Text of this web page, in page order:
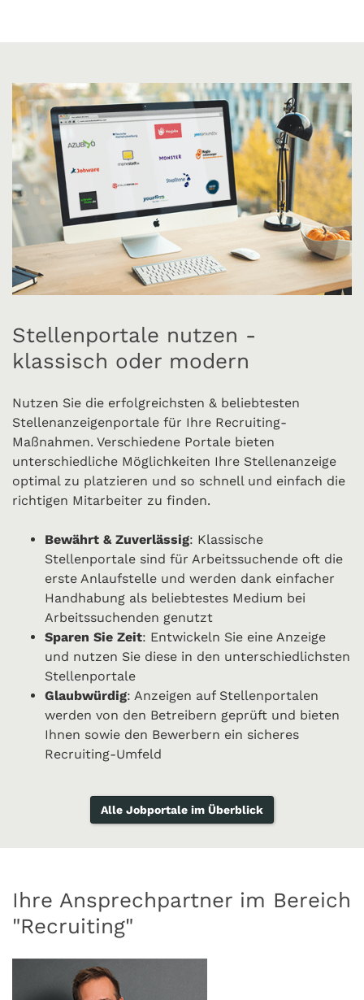
Stellenportale nutzen -
klassisch oder modern
Nutzen Sie die erfolgreichsten & beliebtesten
Stellenanzeigenportale für Ihre Recruiting-
Maßnahmen. Verschiedene Portale bieten
unterschiedliche Möglichkeiten Ihre Stellenanzeige
optimal zu platzieren und so schnell und einfach die
richtigen Mitarbeiter zu finden.
Bewährt & Zuverlässig: Klassische
Stellenportale sind für Arbeitssuchende oft die
erste Anlaufstelle und werden dank einfacher
Handhabung als beliebtestes Medium bei
Arbeitssuchenden genutzt
Sparen Sie Zeit: Entwickeln Sie eine Anzeige
und nutzen Sie diese in den unterschiedlichsten
Stellenportale
Glaubwürdig: Anzeigen auf Stellenportalen
werden von den Betreibern geprüft und bieten
Ihnen sowie den Bewerbern ein sicheres
Recruiting-Umfeld
Alle Jobportale im Überblick
Ihre Ansprechpartner im Bereich
"Recruiting"